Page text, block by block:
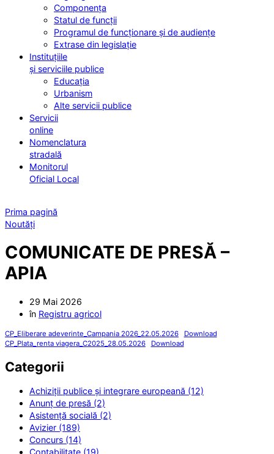
Componența
Statul de funcții
Programul de funcționare și de audiențe
Extrase din legislație
Instituțiile
și serviciile publice
Educația
Urbanism
Alte servicii publice
Servicii
online
Nomenclatura
stradală
Monitorul
Oficial Local
Prima pagină
Noutăți
COMUNICATE DE PRESĂ –
APIA
29 Mai 2026
în Registru agricol
CP_Eliberare adeverinte_Campania 2026_22.05.2026
Download
CP_Plata_renta viagera_C2025_28.05.2026
Download
Categorii
Achiziții publice și integrare europeană (12)
Anunț de presă (2)
Asistență socială (2)
Avizier (189)
Concurs (14)